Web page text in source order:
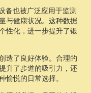
备也被广泛应用于监测
与健康状况。这种数据
性化，进一步提升了锻
造了良好体验。合理的
升了步道的吸引力，还
愉悦的日常选择。